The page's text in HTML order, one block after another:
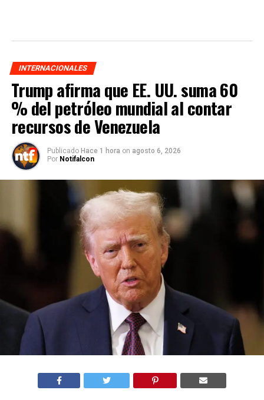
INTERNACIONALES
Trump afirma que EE. UU. suma 60
% del petróleo mundial al contar
recursos de Venezuela
Publicado Hace 1 hora on agosto 6, 2026
Por Notifalcon